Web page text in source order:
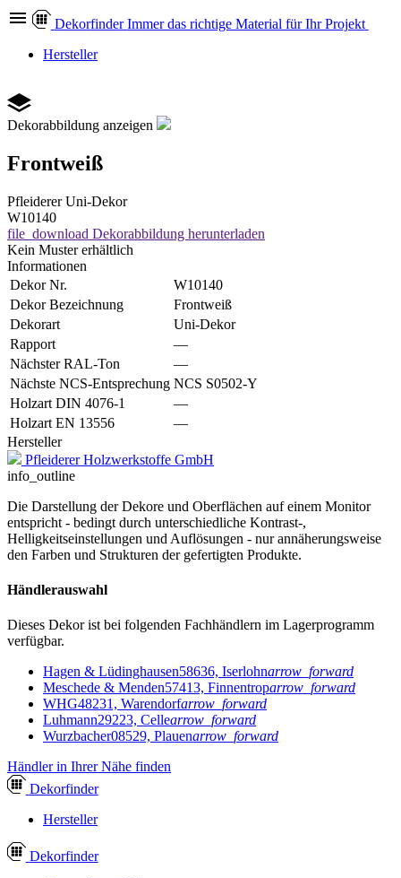
Dekorfinder Immer das richtige Material für Ihr Projekt
Hersteller
Dekorabbildung anzeigen
Frontweiß
Pfleiderer Uni-Dekor
W10140
file_download Dekorabbildung herunterladen
Kein Muster erhältlich
Informationen
Dekor Nr.
W10140
Dekor Bezeichnung
Frontweiß
Dekorart
Uni-Dekor
Rapport
—
Nächster RAL-Ton
—
Nächste NCS-Entsprechung NCS S0502-Y
Holzart DIN 4076-1
—
Holzart EN 13556
—
Hersteller
Pfleiderer Holzwerkstoffe GmbH
info_outline
Die Darstellung der Dekore und Oberflächen auf einem Monitor
entspricht - bedingt durch unterschiedliche Kontrast-,
Helligkeitseinstellungen und Auflösungen - nur annäherungsweise
den Farben und Strukturen der gefertigten Produkte.
Händlerauswahl
Dieses Dekor ist bei folgenden Fachhändlern im Lagerprogramm
verfügbar.
Hagen & Lüdinghausen58636, Iserlohnarrow_forward
Meschede & Menden57413, Finnentroparrow_forward
WHG48231, Warendorfarrow_forward
Luhmann29223, Cellearrow_forward
Wurzbacher08529, Plauenarrow_forward
Händler in Ihrer Nähe finden
Dekorfinder
Hersteller
Dekorfinder